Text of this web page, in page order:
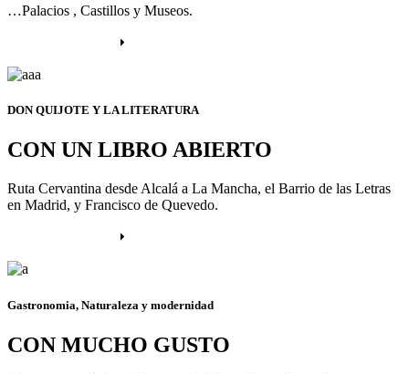
…Palacios , Castillos y Museos.
DON QUIJOTE Y LA LITERATURA
CON UN LIBRO ABIERTO
Ruta Cervantina desde Alcalá a La Mancha, el Barrio de las Letras
en Madrid, y Francisco de Quevedo.
Gastronomia, Naturaleza y modernidad
CON MUCHO GUSTO